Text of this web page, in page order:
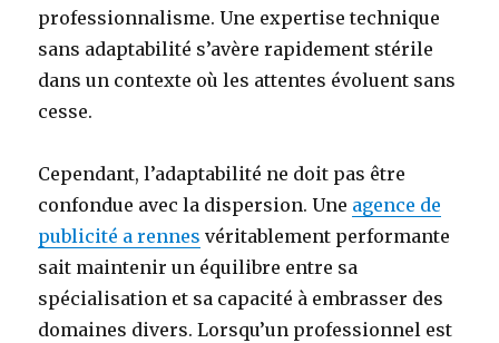
professionnalisme. Une expertise technique
sans adaptabilité s’avère rapidement stérile
dans un contexte où les attentes évoluent sans
cesse.
Cependant, l’adaptabilité ne doit pas être
confondue avec la dispersion. Une agence de
publicité a rennes véritablement performante
sait maintenir un équilibre entre sa
spécialisation et sa capacité à embrasser des
domaines divers. Lorsqu’un professionnel est